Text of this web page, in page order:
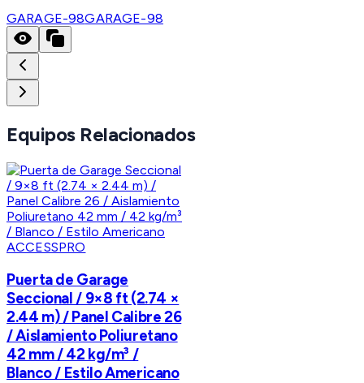
GARAGE-98GARAGE-98
Equipos Relacionados
ACCESSPRO
Puerta de Garage
Seccional / 9×8 ft (2.74 ×
2.44 m) / Panel Calibre 26
/ Aislamiento Poliuretano
42 mm / 42 kg/m³ /
Blanco / Estilo Americano